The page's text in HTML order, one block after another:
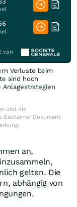
von
Verluste beim
sind hoch
und die
Disclaimer Dokument.
an,
gelten. Die
abhängig von